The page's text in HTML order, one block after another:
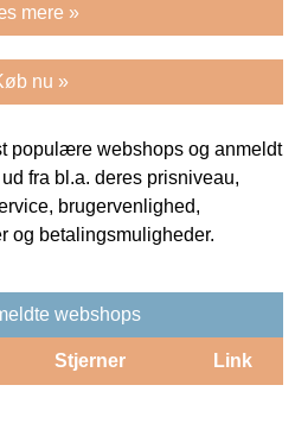
mere »
nu »
populære webshops og anmeldt
fra bl.a. deres prisniveau,
brugervenlighed,
og betalingsmuligheder.
webshops
Stjerner Link